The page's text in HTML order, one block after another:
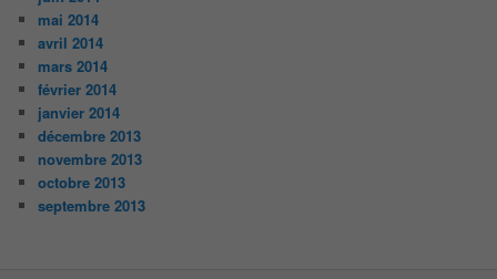
mai 2014
avril 2014
mars 2014
février 2014
janvier 2014
décembre 2013
novembre 2013
octobre 2013
septembre 2013